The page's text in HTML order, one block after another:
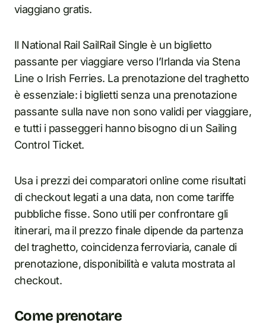
viaggiano gratis.
Il National Rail SailRail Single è un biglietto
passante per viaggiare verso l’Irlanda via Stena
Line o Irish Ferries. La prenotazione del traghetto
è essenziale: i biglietti senza una prenotazione
passante sulla nave non sono validi per viaggiare,
e tutti i passeggeri hanno bisogno di un Sailing
Control Ticket.
Usa i prezzi dei comparatori online come risultati
di checkout legati a una data, non come tariffe
pubbliche fisse. Sono utili per confrontare gli
itinerari, ma il prezzo finale dipende da partenza
del traghetto, coincidenza ferroviaria, canale di
prenotazione, disponibilità e valuta mostrata al
checkout.
Come prenotare